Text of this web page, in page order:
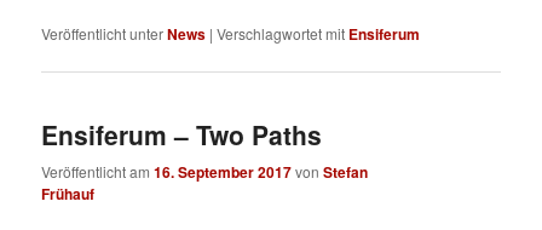
Veröffentlicht unterNews |Verschlagwortet mit Ensiferum
Ensiferum – Two Paths
Veröffentlicht am16. September 2017vonStefan
Frühauf